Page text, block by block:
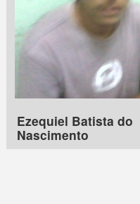
Ezequiel Batista do
Nascimento